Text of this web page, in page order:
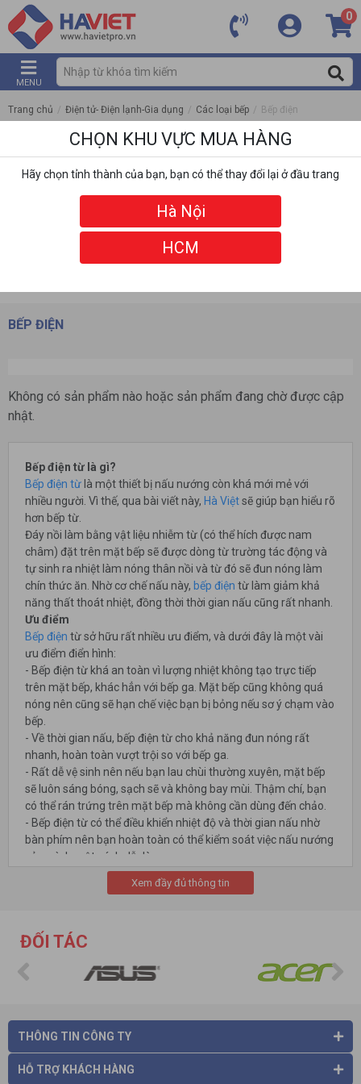
0
MENU
Trang chủ / Điện tử- Điện lạnh-Gia dụng / Các loại bếp / Bếp điện
BẾP ĐIỆN
Không có sản phẩm nào hoặc sản phẩm đang chờ được cập
nhật.
Bếp điện từ là gì?
Bếp điện từ là một thiết bị nấu nướng còn khá mới mẻ với
nhiều người. Vì thế, qua bài viết này, Hà Việtsẽ giúp bạn hiểu rõ
hơn bếp từ.
Đáy nồi làm bằng vật liệu nhiễm từ (có thể hích được nam
châm) đặt trên mặt bếp sẽ được dòng từ trường tác động và
tự sinh ra nhiệt làm nóng thân nồi và từ đó sẽ đun nóng làm
chín thức ăn. Nhờ cơ chế nấu này, bếp điện từ làm giảm khả
năng thất thoát nhiệt, đồng thời thời gian nấu cũng rất nhanh.
Ưu điểm
Bếp điện từ sở hữu rất nhiều ưu điểm, và dưới đây là một vài
ưu điểm điển hình:
- Bếp điện từ khá an toàn vì lượng nhiệt không tạo trực tiếp
trên mặt bếp, khác hẳn với bếp ga. Mặt bếp cũng không quá
nóng nên cũng sẽ hạn chế việc bạn bị bỏng nếu sơ ý chạm vào
bếp.
- Về thời gian nấu, bếp điện từ cho khả năng đun nóng rất
nhanh, hoàn toàn vượt trội so với bếp ga.
- Rất dễ vệ sinh nên nếu bạn lau chùi thường xuyên, mặt bếp
sẽ luôn sáng bóng, sạch sẽ và không bay mùi. Thậm chí, bạn
có thể rán trứng trên mặt bếp mà không cần dùng đến chảo.
- Bếp điện từ có thể điều khiển nhiệt độ và thời gian nấu nhờ
bàn phím nên bạn hoàn toàn có thể kiểm soát việc nấu nướng
của mình một cách dễ dàng.
Xem đầy đủ thông tin
ĐỐI TÁC
THÔNG TIN CÔNG TY
HỖ TRỢ KHÁCH HÀNG
CHỌN KHU VỰC MUA HÀNG
Hãy chọn tỉnh thành của bạn, bạn có thể thay đổi lại ở đầu trang
Hà Nội
HCM